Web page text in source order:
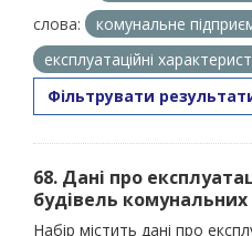
слова:
комунальне
експлуатаційні
Фільтрувати
68. Дані про
будівель комунальних
Набір містить дані про